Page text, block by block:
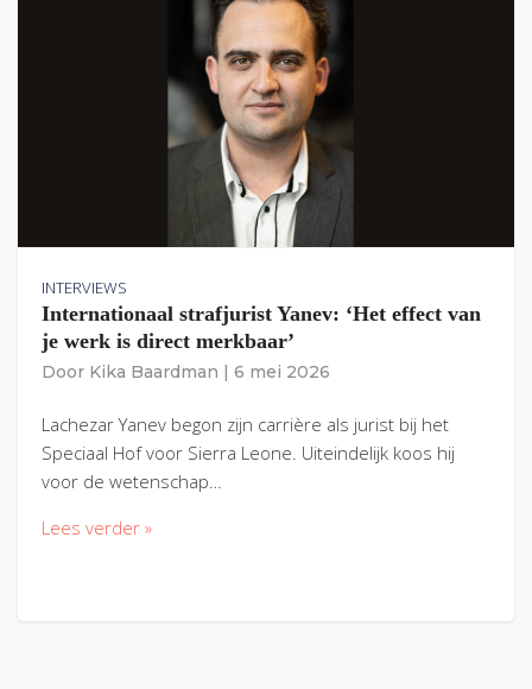
INTERVIEWS
Internationaal strafjurist Yanev: ‘Het effect van
je werk is direct merkbaar’
Door Kika Baardman 6 mei 2026
Lachezar Yanev begon zijn carrière als jurist bij het
Speciaal Hof voor Sierra Leone. Uiteindelijk koos hij
voor de wetenschap…
Lees verder »